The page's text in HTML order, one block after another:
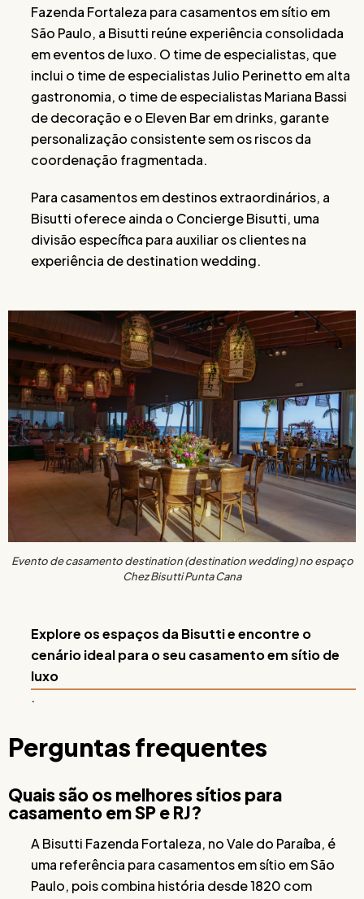
Fazenda Fortaleza para casamentos em sítio em
São Paulo, a Bisutti reúne experiência consolidada
em eventos de luxo. O time de especialistas, que
inclui o time de especialistas Julio Perinetto em alta
gastronomia, o time de especialistas Mariana Bassi
de decoração e o Eleven Bar em drinks, garante
personalização consistente sem os riscos da
coordenação fragmentada.
Para casamentos em destinos extraordinários, a
Bisutti oferece ainda o Concierge Bisutti, uma
divisão específica para auxiliar os clientes na
experiência de destination wedding.
Evento de casamento destination (destination wedding) no espaço
Chez Bisutti Punta Cana
Explore os espaços da Bisutti e encontre o
cenário ideal para o seu casamento em sítio de
luxo
.
Perguntas frequentes
Quais são os melhores sítios para
casamento em SP e RJ?
A Bisutti Fazenda Fortaleza, no Vale do Paraíba, é
uma referência para casamentos em sítio em São
Paulo, pois combina história desde 1820 com